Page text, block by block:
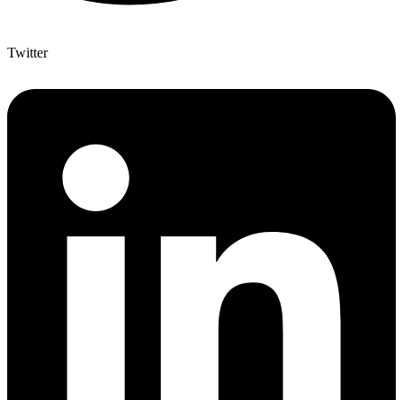
Twitter